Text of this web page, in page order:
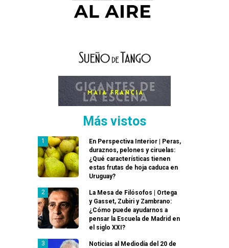
Más vistos
En Perspectiva Interior | Peras,
duraznos, pelones y ciruelas:
¿Qué características tienen
estas frutas de hoja caduca en
Uruguay?
La Mesa de Filósofos | Ortega
y Gasset, Zubiri y Zambrano:
¿Cómo puede ayudarnos a
pensar la Escuela de Madrid en
el siglo XXI?
Noticias al Mediodía del 20 de